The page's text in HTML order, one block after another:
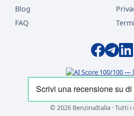
Blog
FAQ
© 2026 BenzinaItalia · Tutti